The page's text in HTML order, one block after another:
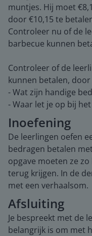
muntjes. Hij moet
door €10,15 te
Controleer nu of de
barbecue kunnen
Controleer of de
kunnen betalen,
- Wat zijn handige
- Waar let je op bij
Inoefening
De leerlingen oefen
bedragen betalen
opgave moeten ze
terug krijgen. In de
met een verhaalsom.
Afsluiting
Je bespreekt met de
belangrijk is om met